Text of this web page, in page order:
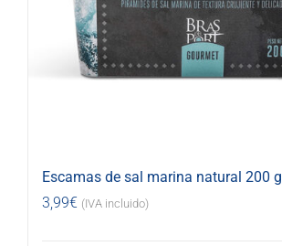
Escamas de sal marina natural 200 g
3,99€ (IVA incluido)